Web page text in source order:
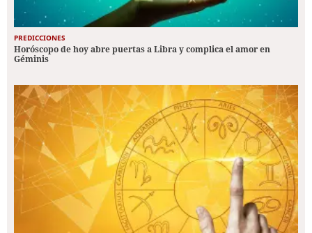
PREDICCIONES
Horóscopo de hoy abre puertas a Libra y complica el amor en
Géminis